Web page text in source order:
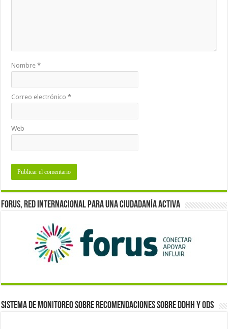
Nombre*
Correo electrónico*
Web
Forus, red internacional para una ciudadanía activa
Sistema de monitoreo sobre recomendaciones sobre DDHH y ODS